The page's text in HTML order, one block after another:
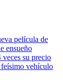
película de
ensueño
su precio
feísimo vehículo